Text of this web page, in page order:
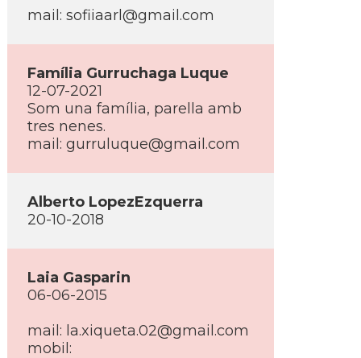
mail: sofiiaarl@gmail.com
Famí­lia Gurruchaga Luque
12-07-2021
Som una famí­lia, parella amb
tres nenes.
mail: gurruluque@gmail.com
Alberto LopezEzquerra
20-10-2018
Laia Gasparin
06-06-2015
mail: la.xiqueta.02@gmail.com
mobil: